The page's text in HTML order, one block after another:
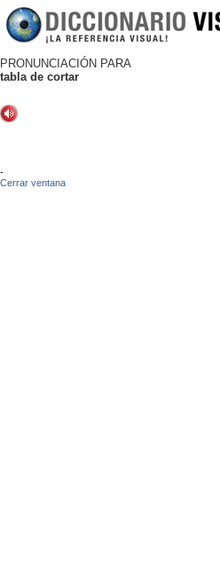
PRONUNCIACIÓN PARA
tabla de cortar
-
Cerrar ventana